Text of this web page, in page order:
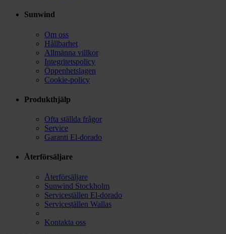
Sunwind
Om oss
Hållbarhet
Allmänna villkor
Integritetspolicy
Öppenhetslagen
Cookie-policy
Produkthjälp
Ofta ställda frågor
Service
Garanti El-dorado
Återförsäljare
Återförsäljare
Sunwind Stockholm
Serviceställen El-dorado
Serviceställen Wallas
Kontakta oss